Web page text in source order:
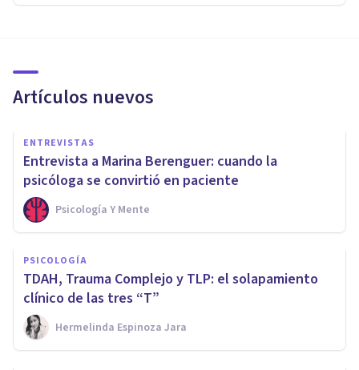
Artículos nuevos
ENTREVISTAS
Entrevista a Marina Berenguer: cuando la
psicóloga se convirtió en paciente
Psicología Y Mente
PSICOLOGÍA
TDAH, Trauma Complejo y TLP: el solapamiento
clínico de las tres “T”
Hermelinda Espinoza Jara